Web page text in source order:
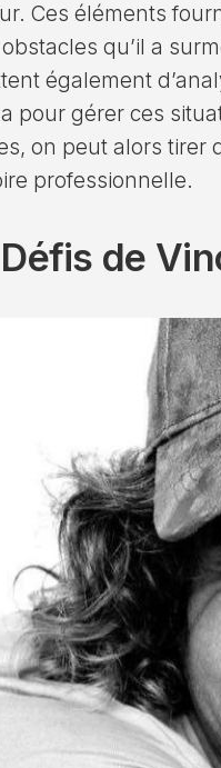
Ces éléments
qu’il a
également
pour gérer ces
on peut alors tirer
professionnelle.
de